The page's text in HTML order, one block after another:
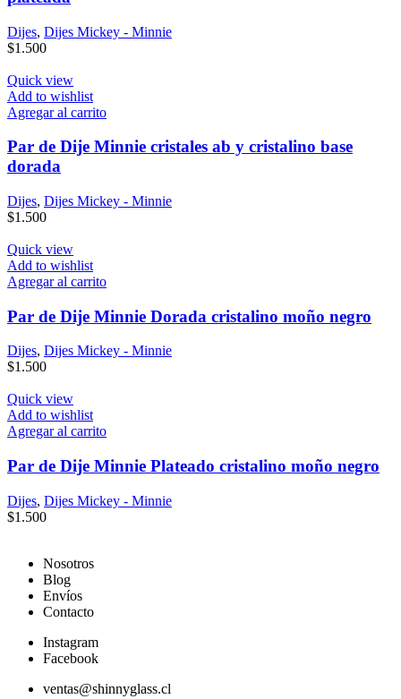
Dijes, Dijes Mickey - Minnie
$1.500
Quick view
Add to wishlist
Agregar al carrito
Par de Dije Minnie cristales ab y cristalino base
dorada
Dijes, Dijes Mickey - Minnie
$1.500
Quick view
Add to wishlist
Agregar al carrito
Par de Dije Minnie Dorada cristalino moño negro
Dijes, Dijes Mickey - Minnie
$1.500
Quick view
Add to wishlist
Agregar al carrito
Par de Dije Minnie Plateado cristalino moño negro
Dijes, Dijes Mickey - Minnie
$1.500
Nosotros
Blog
Envíos
Contacto
Instagram
Facebook
ventas@shinnyglass.cl